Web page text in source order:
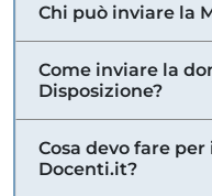
Chi può inviare la
Come inviare la
Disposizione?
Cosa devo fare
Docenti.it?